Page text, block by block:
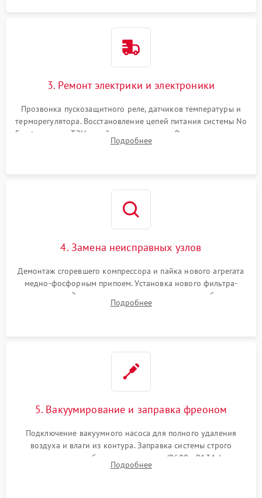
3. Ремонт электрики и электроники
Прозвонка пускозащитного реле, датчиков температуры и
терморегулятора. Восстановление цепей питания системы No
Frost, включая ТЭН оттайки и вентилятор. Ремонт или замена
платы управления при сбоях алгоритмов.
Подробнее
4. Замена неисправных узлов
Демонтаж сгоревшего компрессора и пайка нового агрегата
медно-фосфорным припоем. Установка нового фильтра-
осушителя. Замена изношенных вентиляторов обдува,
сломанных заслонок или поврежденных дверных петель.
Подробнее
5. Вакуумирование и заправка фреоном
Подключение вакуумного насоса для полного удаления
воздуха и влаги из контура. Заправка системы строго
дозированным объемом хладагента (R600a, R134a) по
электронным весам. Контроль рабочего давления в системе.
Подробнее